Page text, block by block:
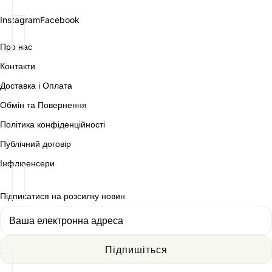
InstagramFacebook
Про нас
Контакти
Доставка і Оплата
Обмін та Повернення
Політика конфіденційності
Публічний договір
Інфлюенсери
Підписатися на розсилку новин
бюлетень
Підпишіться